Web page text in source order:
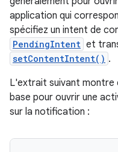
application qui
spécifiez un intent de
PendingIntent et
setContentIntent() .
L'extrait suivant montre
base pour ouvrir une
sur la notification :